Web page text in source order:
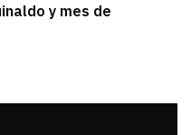
y mes de